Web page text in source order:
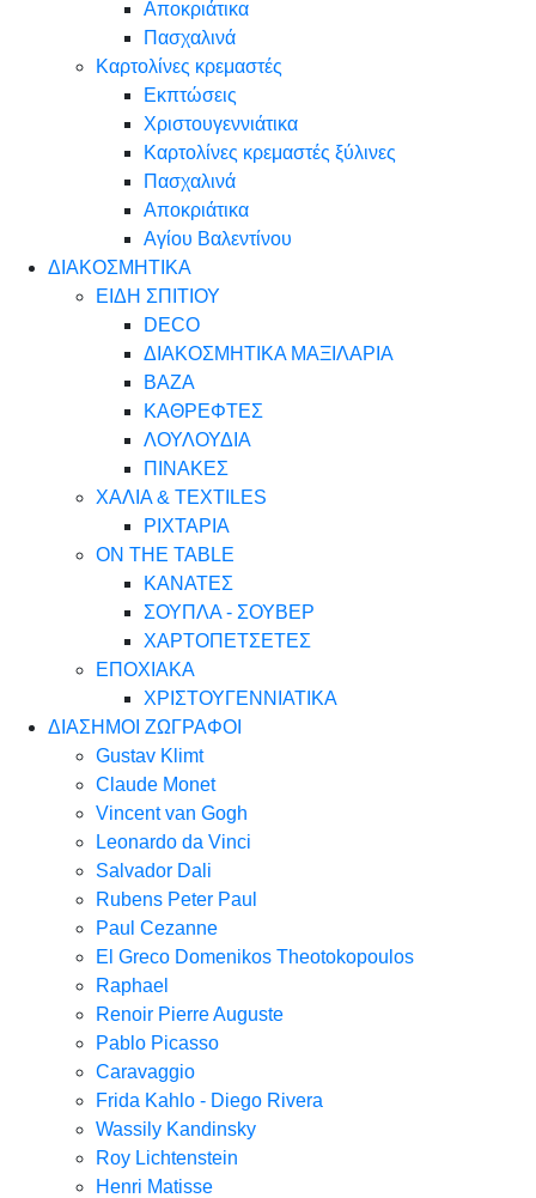
Αποκριάτικα
Πασχαλινά
Καρτολίνες κρεμαστές
Εκπτώσεις
Χριστουγεννιάτικα
Καρτολίνες κρεμαστές ξύλινες
Πασχαλινά
Αποκριάτικα
Αγίου Βαλεντίνου
ΔΙΑΚΟΣΜΗΤΙΚΑ
ΕΙΔΗ ΣΠΙΤΙΟΥ
DECO
ΔΙΑΚΟΣΜΗΤΙΚΑ ΜΑΞΙΛΑΡΙΑ
ΒΑΖΑ
ΚΑΘΡΕΦΤΕΣ
ΛΟΥΛΟΥΔΙΑ
ΠΙΝΑΚΕΣ
ΧΑΛΙΑ & TEXTILES
ΡΙΧΤΑΡΙΑ
ON THE TABLE
ΚΑΝΑΤΕΣ
ΣΟΥΠΛΑ - ΣΟΥΒΕΡ
ΧΑΡΤΟΠΕΤΣΕΤΕΣ
ΕΠΟΧΙΑΚΑ
ΧΡΙΣΤΟΥΓΕΝΝΙΑΤΙΚΑ
ΔΙΑΣΗΜΟΙ ΖΩΓΡΑΦΟΙ
Gustav Klimt
Claude Monet
Vincent van Gogh
Leonardo da Vinci
Salvador Dali
Rubens Peter Paul
Paul Cezanne
El Greco Domenikos Theotokopoulos
Raphael
Renoir Pierre Auguste
Pablo Picasso
Caravaggio
Frida Kahlo - Diego Rivera
Wassily Kandinsky
Roy Lichtenstein
Henri Matisse